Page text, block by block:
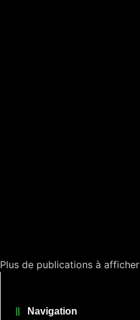
Plus de publications à afficher
Navigation